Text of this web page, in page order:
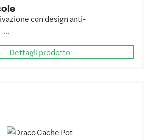
con design anti-
…
Dettagli prodotto